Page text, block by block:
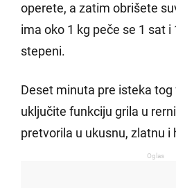
operete, a zatim obrišete
ima oko 1 kg peče se 1 sat
stepeni.
Deset minuta pre isteka
uključite funkciju grila u
pretvorila u ukusnu, zlatnu i
Oglas